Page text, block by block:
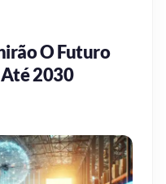
O Futuro
2030